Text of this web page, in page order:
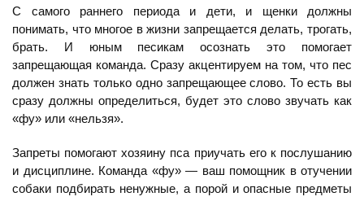
С самого раннего периода и дети, и щенки должны
понимать, что многое в жизни запрещается делать, трогать,
брать. И юным песикам осознать это помогает
запрещающая команда. Сразу акцентируем на том, что пес
должен знать только одно запрещающее слово. То есть вы
сразу должны определиться, будет это слово звучать как
«фу» или «нельзя».
Запреты помогают хозяину пса приучать его к послушанию
и дисциплине. Команда «фу» — ваш помощник в отучении
собаки подбирать ненужные, а порой и опасные предметы